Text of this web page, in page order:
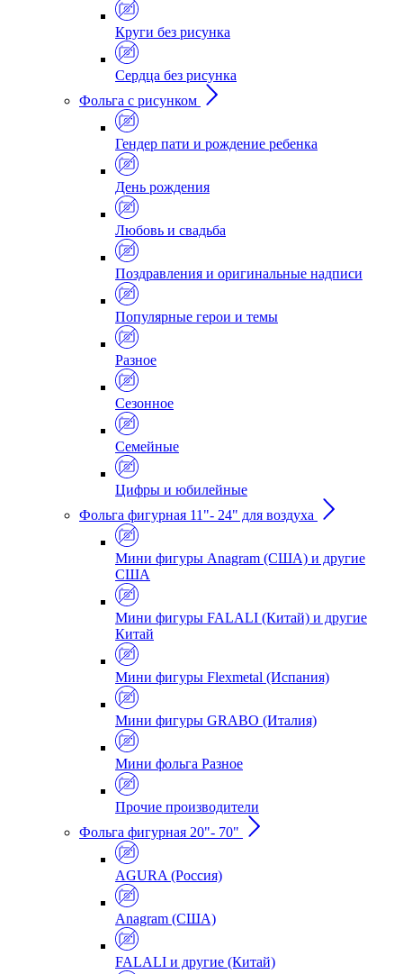
Круги без рисунка
Сердца без рисунка
Фольга с рисунком
Гендер пати и рождение ребенка
День рождения
Любовь и свадьба
Поздравления и оригинальные надписи
Популярные герои и темы
Разное
Сезонное
Семейные
Цифры и юбилейные
Фольга фигурная 11"- 24" для воздуха
Мини фигуры Anagram (США) и другие
США
Мини фигуры FALALI (Китай) и другие
Китай
Мини фигуры Flexmetal (Испания)
Мини фигуры GRABO (Италия)
Мини фольга Разное
Прочие производители
Фольга фигурная 20"- 70"
AGURA (Россия)
Anagram (США)
FALALI и другие (Китай)